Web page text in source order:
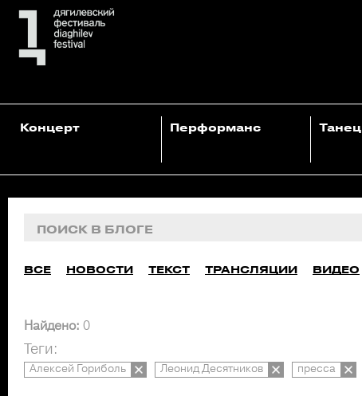
Концерт Перформанс Танец
ВСЕ НОВОСТИ ТЕКСТ ТРАНСЛЯЦИИ ВИДЕО
Найдено: 0
Теги:
Алексей Гориболь Леонид Десятников пресса